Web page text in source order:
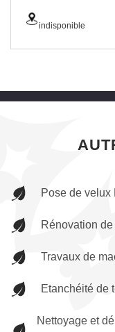
indisponible
Pose de velux
Rénovation
Travaux de
Etanchéité de
Nettoyage et